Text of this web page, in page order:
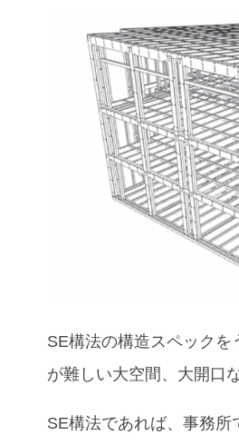
SE構法の構造スペック
が難しい大空間、大開口
SE構法であれば、事務所